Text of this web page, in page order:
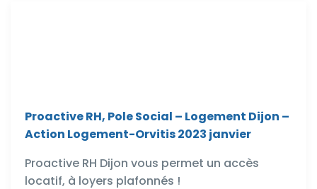
Proactive RH, Pole Social – Logement Dijon –
Action Logement-Orvitis 2023 janvier
Proactive RH Dijon vous permet un accès
locatif, à loyers plafonnés !